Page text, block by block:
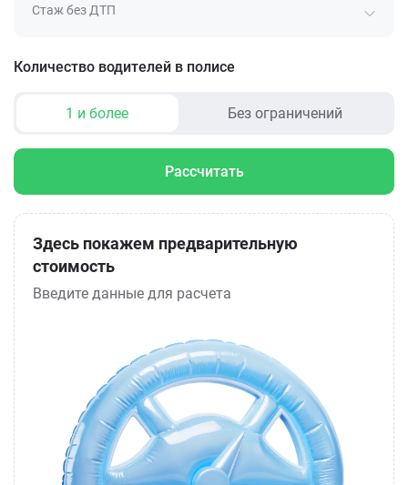
Стаж без ДТП
Количество водителей в полисе
1 и более Без ограничений
Рассчитать
Здесь покажем предварительную
стоимость
Введите данные для расчета